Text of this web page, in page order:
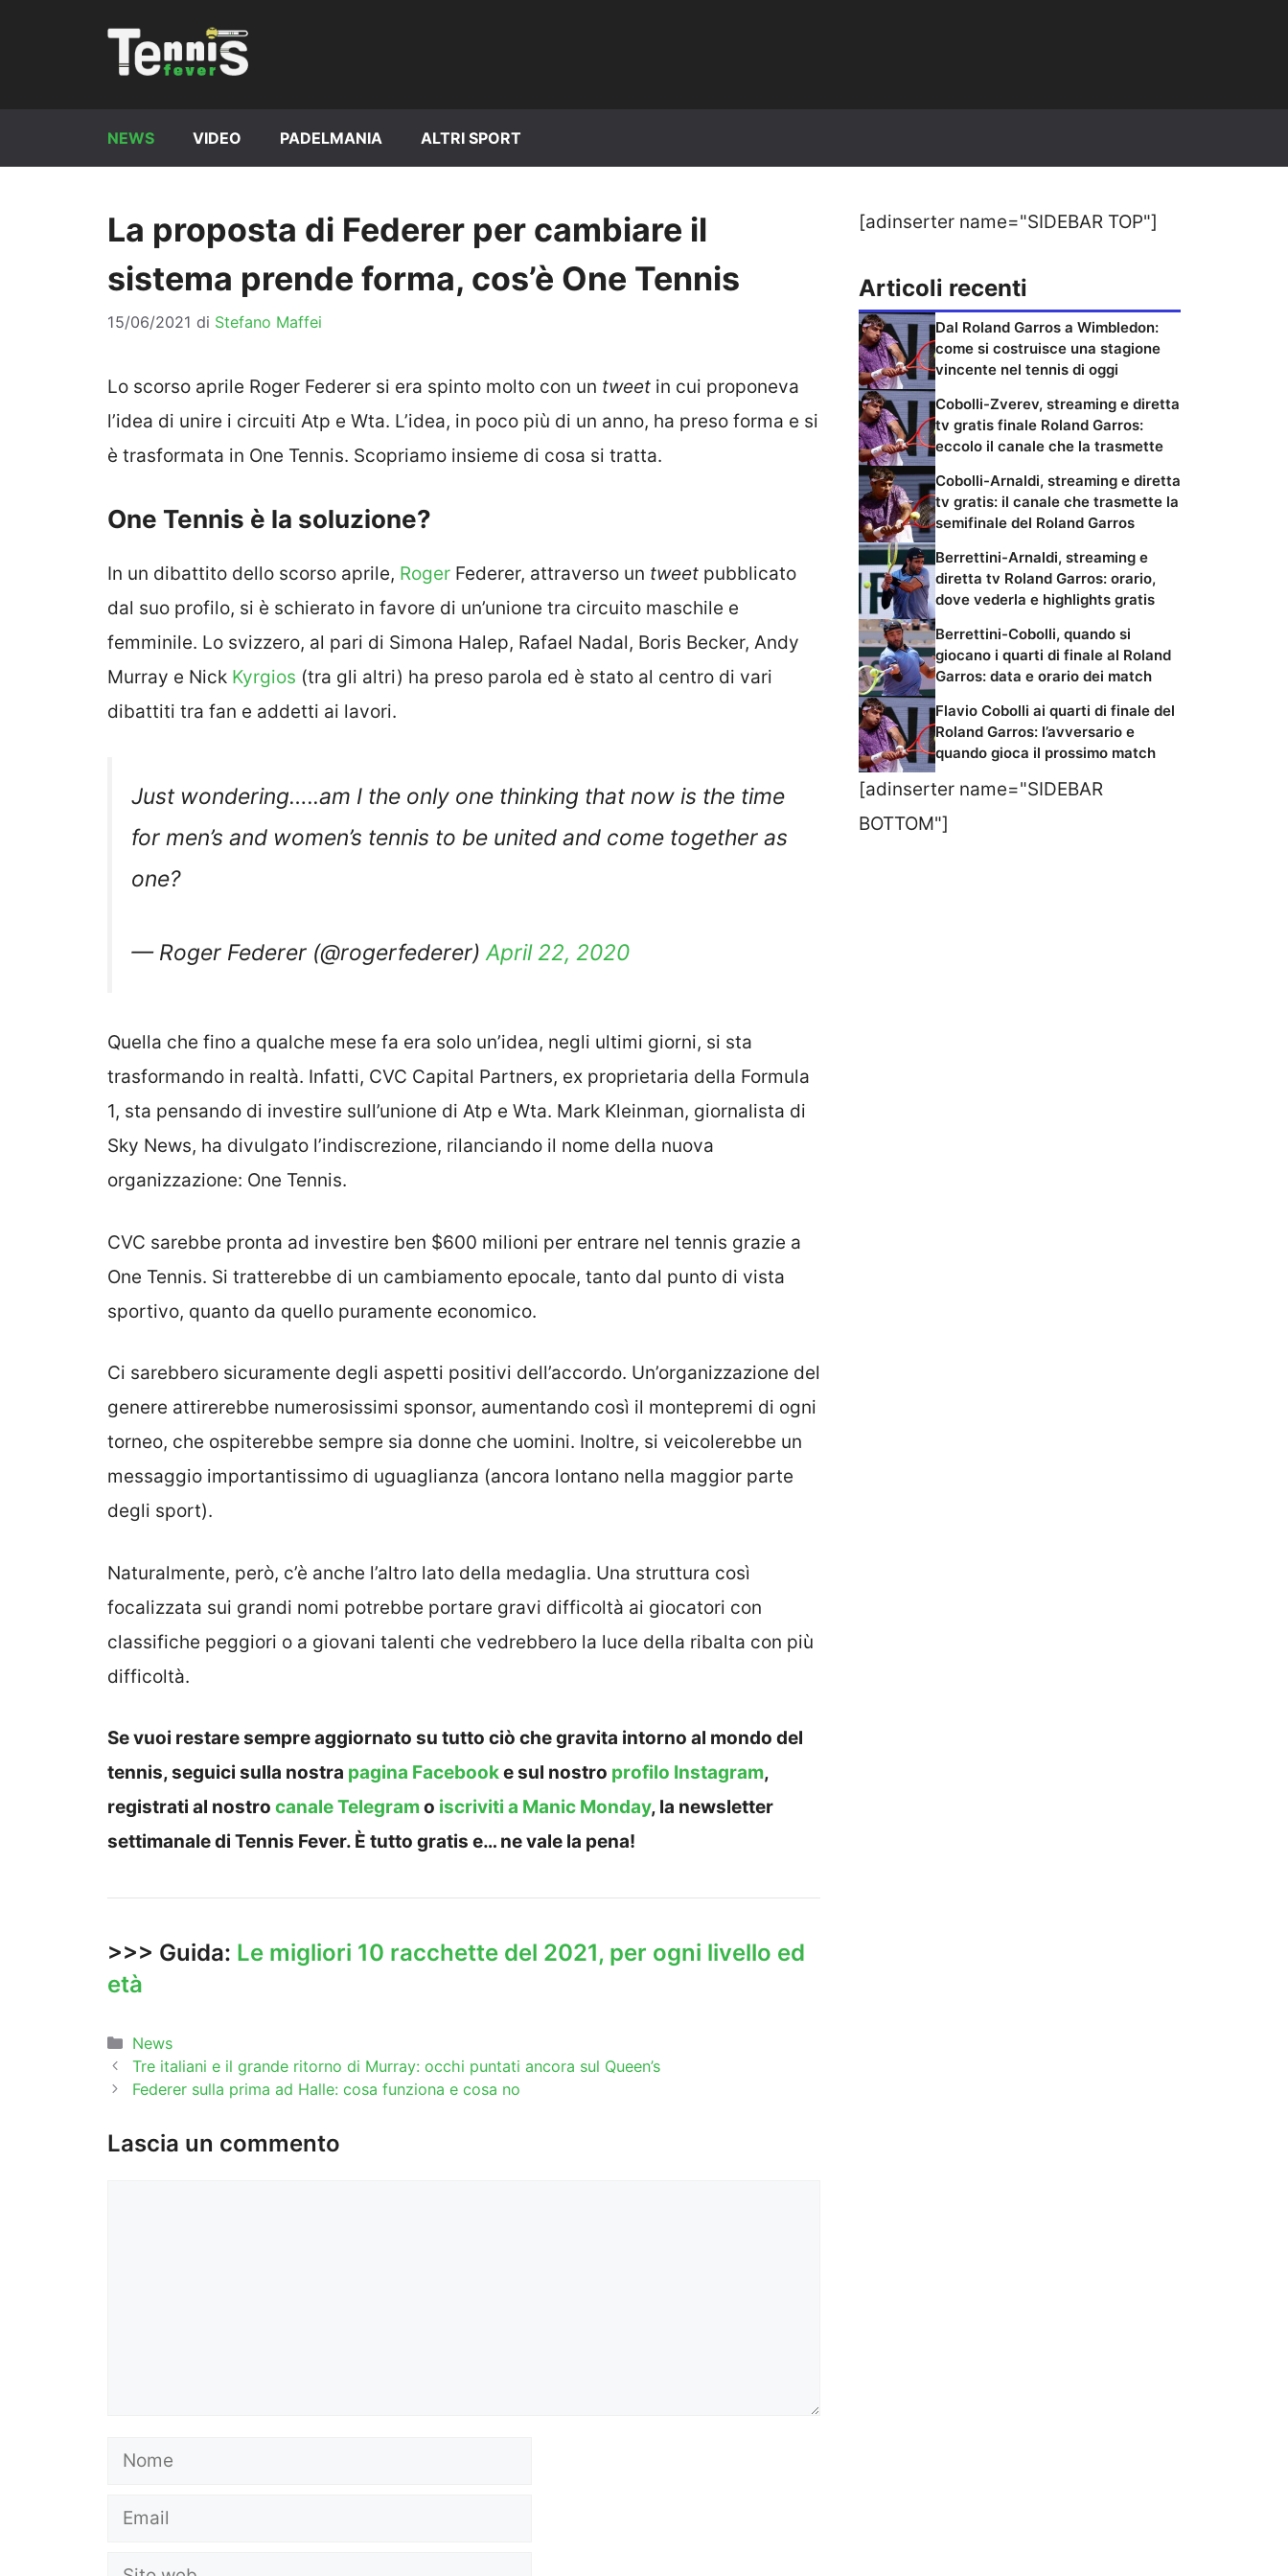
NEWS VIDEO PADELMANIA ALTRI SPORT
La proposta di Federer per cambiare il
sistema prende forma, cos’è One Tennis
15/06/2021 di Stefano Maffei
Lo scorso aprile Roger Federer si era spinto molto con un tweet in cui proponeva
l’idea di unire i circuiti Atp e Wta. L’idea, in poco più di un anno, ha preso forma e si
è trasformata in One Tennis. Scopriamo insieme di cosa si tratta.
One Tennis è la soluzione?
In un dibattito dello scorso aprile, Roger Federer, attraverso un tweet pubblicato
dal suo profilo, si è schierato in favore di un’unione tra circuito maschile e
femminile. Lo svizzero, al pari di Simona Halep, Rafael Nadal, Boris Becker, Andy
Murray e Nick Kyrgios (tra gli altri) ha preso parola ed è stato al centro di vari
dibattiti tra fan e addetti ai lavori.
Just wondering…..am I the only one thinking that now is the time
for men’s and women’s tennis to be united and come together as
one?
— Roger Federer (@rogerfederer)April 22, 2020
Quella che fino a qualche mese fa era solo un’idea, negli ultimi giorni, si sta
trasformando in realtà. Infatti, CVC Capital Partners, ex proprietaria della Formula
1, sta pensando di investire sull’unione di Atp e Wta. Mark Kleinman, giornalista di
Sky News, ha divulgato l’indiscrezione, rilanciando il nome della nuova
organizzazione: One Tennis.
CVC sarebbe pronta ad investire ben $600 milioni per entrare nel tennis grazie a
One Tennis. Si tratterebbe di un cambiamento epocale, tanto dal punto di vista
sportivo, quanto da quello puramente economico.
Ci sarebbero sicuramente degli aspetti positivi dell’accordo. Un’organizzazione del
genere attirerebbe numerosissimi sponsor, aumentando così il montepremi di ogni
torneo, che ospiterebbe sempre sia donne che uomini. Inoltre, si veicolerebbe un
messaggio importantissimo di uguaglianza (ancora lontano nella maggior parte
degli sport).
Naturalmente, però, c’è anche l’altro lato della medaglia. Una struttura così
focalizzata sui grandi nomi potrebbe portare gravi difficoltà ai giocatori con
classifiche peggiori o a giovani talenti che vedrebbero la luce della ribalta con più
difficoltà.
Se vuoi restare sempre aggiornato su tutto ciò che gravita intorno al mondo del
tennis, seguici sulla nostra pagina Facebooke sul nostro profilo Instagram,
registrati al nostro canale Telegramo iscriviti a Manic Monday, la newsletter
settimanale di Tennis Fever. È tutto gratis e… ne vale la pena!
>>> Guida: Le migliori 10 racchette del 2021, per ogni livello ed
età
Categorie
News
Tre italiani e il grande ritorno di Murray: occhi puntati ancora sul Queen’s
Federer sulla prima ad Halle: cosa funziona e cosa no
Lascia un commento
Nome
Email
Sito
[adinserter name="SIDEBAR TOP"]
Articoli recenti
Dal Roland Garros a Wimbledon:
come si costruisce una stagione
vincente nel tennis di oggi
Cobolli-Zverev, streaming e diretta
tv gratis finale Roland Garros:
eccolo il canale che la trasmette
Cobolli-Arnaldi, streaming e diretta
tv gratis: il canale che trasmette la
semifinale del Roland Garros
Berrettini-Arnaldi, streaming e
diretta tv Roland Garros: orario,
dove vederla e highlights gratis
Berrettini-Cobolli, quando si
giocano i quarti di finale al Roland
Garros: data e orario dei match
Flavio Cobolli ai quarti di finale del
Roland Garros: l’avversario e
quando gioca il prossimo match
[adinserter name="SIDEBAR
BOTTOM"]